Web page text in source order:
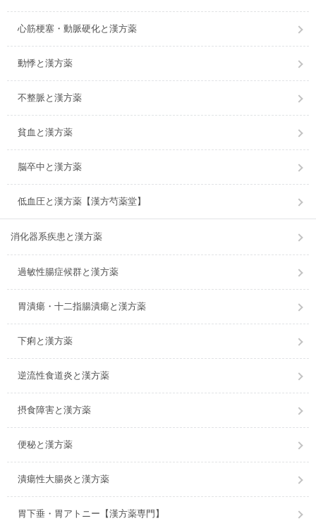
心筋梗塞・動脈硬化と漢方薬
動悸と漢方薬
不整脈と漢方薬
貧血と漢方薬
脳卒中と漢方薬
低血圧と漢方薬【漢方芍薬堂】
消化器系疾患と漢方薬
過敏性腸症候群と漢方薬
胃潰瘍・十二指腸潰瘍と漢方薬
下痢と漢方薬
逆流性食道炎と漢方薬
摂食障害と漢方薬
便秘と漢方薬
潰瘍性大腸炎と漢方薬
胃下垂・胃アトニー【漢方薬専門】